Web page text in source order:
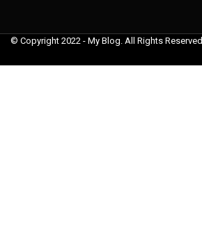
© Copyright 2022 - My Blog. All Rights Reserved